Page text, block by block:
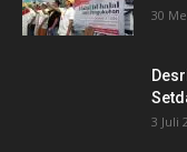
30
3 Juli